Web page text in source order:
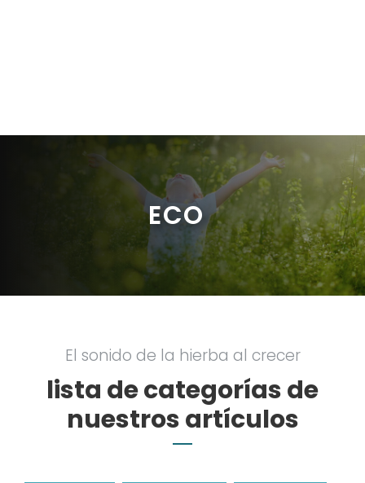
ECO
El sonido de la hierba al crecer
lista de categorías de
nuestros artículos